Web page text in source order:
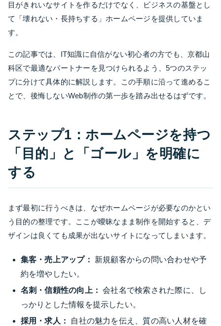
目がきれいなサイトを作るだけでなく、ビジネスの基盤とし
て「壊れない・長持ちする」ホームページを提供していま
す。
この記事では、IT知識に自信がない初心者の方でも、京都山
科区で最適なパートナーを見つけられるよう、5つのステッ
プに分けて具体的に解説します。この手順に沿って進めるこ
とで、後悔しないWeb制作の第一歩を踏み出せるはずです。
ステップ1：ホームページを持つ
「目的」と「ゴール」を明確に
する
まず最初に行うべきは、なぜホームページが必要なのかとい
う目的の整理です。ここが曖昧なまま制作を開始すると、デ
ザインは良くても成果が出ないサイトになってしまいます。
集客・売上アップ：
新規顧客からの問い合わせや予
約を増やしたい。
名刺・信頼性の向上： 会社名で検索された際に、し
っかりとした情報を提示したい。
採用・求人：
自社の魅力を伝え、質の高い人材を確